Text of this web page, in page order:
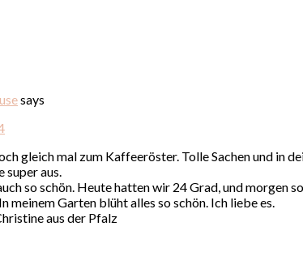
says
gleich mal zum Kaffeeröster. Tolle Sachen und in
aus.
so schön. Heute hatten wir 24 Grad, und morgen
meinem Garten blüht alles so schön. Ich liebe es.
aus der Pfalz